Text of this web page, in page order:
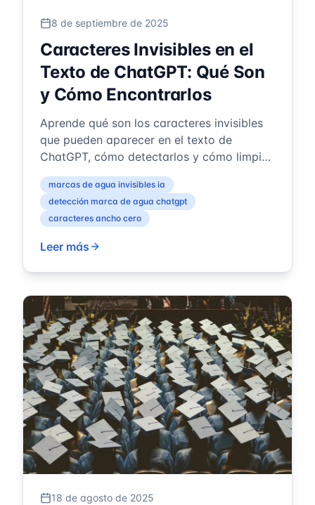
8 de septiembre de 2025
Caracteres Invisibles en el
Texto de ChatGPT: Qué Son
y Cómo Encontrarlos
Aprende qué son los caracteres invisibles
que pueden aparecer en el texto de
ChatGPT, cómo detectarlos y cómo limpiar
tu texto de forma segura. Guía completa
so...
marcas de agua invisibles ia
detección marca de agua chatgpt
caracteres ancho cero
Leer más
18 de agosto de 2025